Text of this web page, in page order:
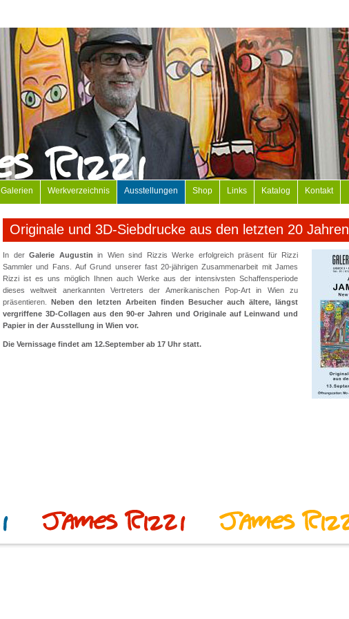
Galerien Werkverzeichnis Ausstellungen Shop Links Katalog Kontakt
Originale und 3D-Siebdrucke aus den letzten 20 Jahren
In der Galerie Augustin in Wien sind Rizzis Werke erfolgreich präsent für Rizzi
Sammler und Fans. Auf Grund unserer fast 20-jährigen Zusammenarbeit mit James
Rizzi ist es uns möglich Ihnen auch Werke aus der intensivsten Schaffensperiode
dieses weltweit anerkannten Vertreters der Amerikanischen Pop-Art in Wien zu
präsentieren. Neben den letzten Arbeiten finden Besucher auch ältere, längst
vergriffene 3D-Collagen aus den 90-er Jahren und Originale auf Leinwand und
Papier in der Ausstellung in Wien vor.
Die Vernissage findet am 12.September ab 17 Uhr statt.